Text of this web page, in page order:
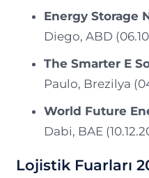
Energy Storage
Diego, ABD
The Smarter E
Paulo, Brezilya
World Future
Dabi, BAE
Lojistik Fuarları